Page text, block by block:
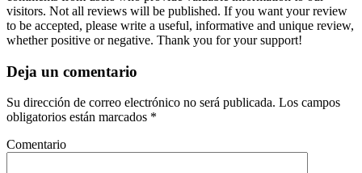
visitors. Not all reviews will be published. If you want your review
to be accepted, please write a useful, informative and unique review,
whether positive or negative. Thank you for your support!
Deja un comentario
Su dirección de correo electrónico no será publicada. Los campos
obligatorios están marcados *
Comentario